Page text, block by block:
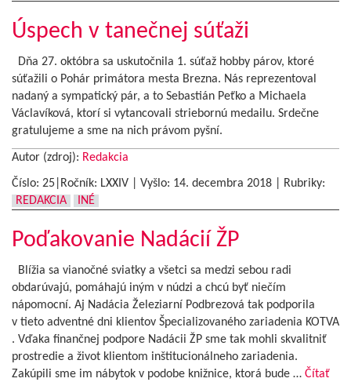
Úspech v tanečnej súťaži
Dňa 27. októbra sa uskutočnila 1. súťaž hobby párov, ktoré
súťažili o Pohár primátora mesta Brezna. Nás reprezentoval
nadaný a sympatický pár, a to Sebastián Peťko a Michaela
Václavíková, ktorí si vytancovali striebornú medailu. Srdečne
gratulujeme a sme na nich právom pyšní.
Autor (zdroj): Redakcia
Číslo: 25|Ročník: LXXIV | Vyšlo: 14. decembra 2018
Rubriky:
REDAKCIA
INÉ
Poďakovanie Nadácií ŽP
Blížia sa vianočné sviatky a všetci sa medzi sebou radi
obdarúvajú, pomáhajú iným v núdzi a chcú byť niečím
nápomocní. Aj Nadácia Železiarní Podbrezová tak podporila
v tieto adventné dni klientov Špecializovaného zariadenia KOTVA
. Vďaka finančnej podpore Nadácii ŽP sme tak mohli skvalitniť
prostredie a život klientom inštitucionálneho zariadenia.
Zakúpili sme im nábytok v podobe knižnice, ktorá bude … Čítať